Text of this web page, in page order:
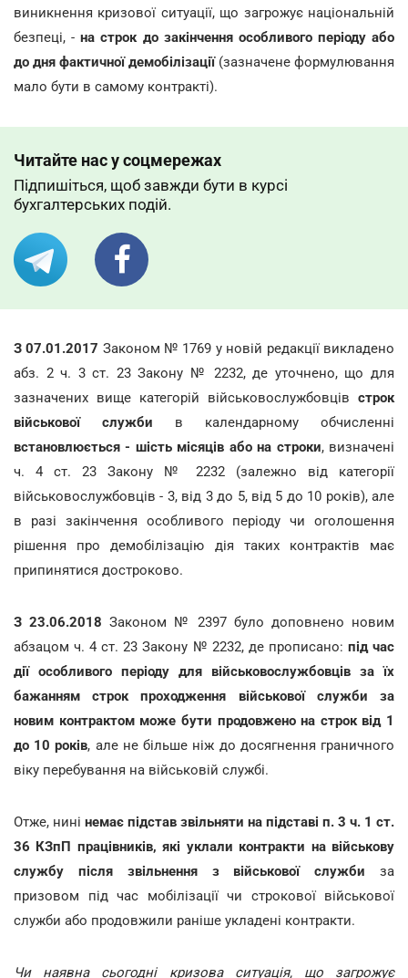
виникнення кризової ситуації, що загрожує національній
безпеці, -на строк до закінчення особливого періоду або
до дня фактичної демобілізації(зазначене формулювання
мало бути в самому контракті).
Читайте нас у соцмережах
Підпишіться, щоб завжди бути в курсі
бухгалтерських подій.
З 07.01.2017 Законом № 1769 у новій редакції викладено
абз. 2 ч. 3 ст. 23 Закону № 2232, де уточнено, що для
зазначених вище категорій військовослужбовців строк
військової служби в календарному обчисленні
встановлюється - шість місяців або на строки, визначені
ч. 4 ст. 23 Закону № 2232 (залежно від категорії
військовослужбовців - 3, від 3 до 5, від 5 до 10 років), але
в разі закінчення особливого періоду чи оголошення
рішення про демобілізацію дія таких контрактів має
припинятися достроково.
З 23.06.2018 Законом № 2397 було доповнено новим
абзацом ч. 4 ст. 23 Закону № 2232, де прописано: під час
дії особливого періоду для військовослужбовців за їх
бажанням строк проходження військової служби за
новим контрактом може бути продовжено на строк від 1
до 10 років, але не більше ніж до досягнення граничного
віку перебування на військовій службі.
Отже, нині немає підстав звільняти на підставі п. 3 ч. 1 ст.
36 КЗпП працівників, які уклали контракти на військову
службу після звільнення з військової служби за
призовом під час мобілізації чи строкової військової
служби або продовжили раніше укладені контракти.
Чи наявна сьогодні кризова ситуація, що загрожує